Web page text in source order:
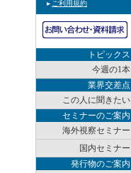
トピックス
今週の1本
業界交差点
この人に聞きたい
セミナーのご案内
海外視察セミナー
国内セミナー
発行物のご案内